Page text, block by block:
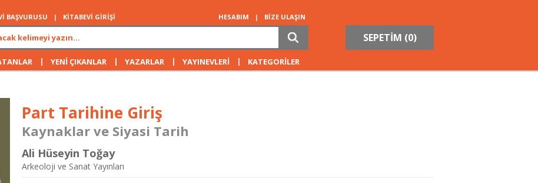
BAŞVURUSU | KİTABEVİ GİRİŞİ HESABIM | BİZE ULAŞIN
SEPETİM (0)
| YENİ ÇIKANLAR | YAZARLAR | YAYINEVLERİ | KATEGORİLER
Part Tarihine Giriş
Kaynaklar ve Siyasi Tarih
Ali Hüseyin Toğay
Arkeoloji ve Sanat Yayınları